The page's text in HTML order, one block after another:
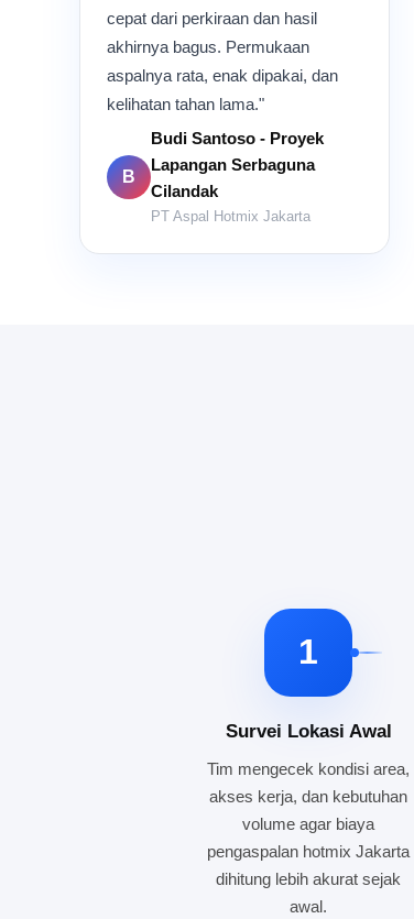
cepat dari perkiraan dan hasil
akhirnya bagus. Permukaan
aspalnya rata, enak dipakai, dan
kelihatan tahan lama."
B
Budi Santoso - Proyek
Lapangan Serbaguna
Cilandak
PT Aspal Hotmix Jakarta
1
Survei Lokasi Awal
Tim mengecek kondisi area,
akses kerja, dan kebutuhan
volume agar biaya
pengaspalan hotmix Jakarta
dihitung lebih akurat sejak
awal.